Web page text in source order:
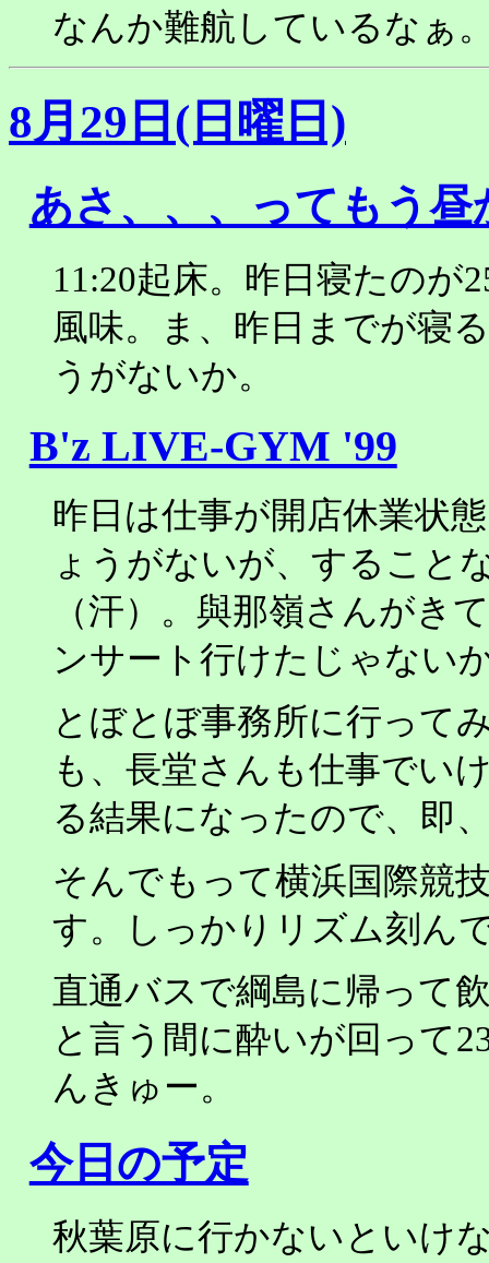
なんか難航しているなぁ
8月29日(日曜日)
あさ、、、ってもう昼
11:20起床。昨日寝たのが
風味。ま、昨日までが寝
うがないか。
B'z LIVE-GYM '99
昨日は仕事が開店休業状
ょうがないが、すること
（汗）。與那嶺さんがき
ンサート行けたじゃない
とぼとぼ事務所に行って
も、長堂さんも仕事でい
る結果になったので、即
そんでもって横浜国際競
す。しっかりリズム刻ん
直通バスで綱島に帰って
と言う間に酔いが回って
んきゅー。
今日の予定
秋葉原に行かないといけ